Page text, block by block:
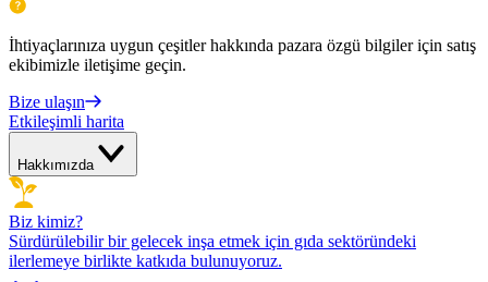
İhtiyaçlarınıza uygun çeşitler hakkında pazara özgü bilgiler için satış
ekibimizle iletişime geçin.
Bize ulaşın
Etkileşimli harita
Hakkımızda
Biz kimiz?
Sürdürülebilir bir gelecek inşa etmek için gıda sektöründeki
ilerlemeye birlikte katkıda bulunuyoruz.